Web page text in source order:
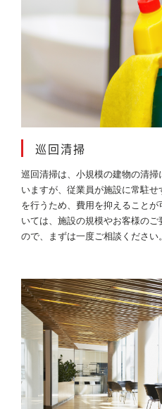
巡回清掃
巡回清掃は、小規模の建物の清
いますが、従業員が施設に常駐
を行うため、費用を抑えること
いては、施設の規模やお客様の
ので、まずは一度ご相談ください。